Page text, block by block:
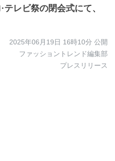
レビ祭の閉会式にて、
2025年06月19日 16時10分 公開
ファッショントレンド編集部
プレスリリース